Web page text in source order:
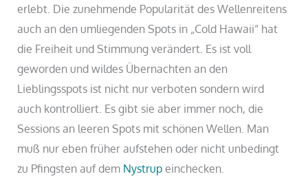
erlebt. Die zunehmende Popularität des Wellenreitens
auch an den umliegenden Spots in „Cold Hawaii“ hat
die Freiheit und Stimmung verändert. Es ist voll
geworden und wildes Übernachten an den
Lieblingsspots ist nicht nur verboten sondern wird
auch kontrolliert. Es gibt sie aber immer noch, die
Sessions an leeren Spots mit schönen Wellen. Man
muß nur eben früher aufstehen oder nicht unbedingt
zu Pfingsten auf dem Nystrupeinchecken.